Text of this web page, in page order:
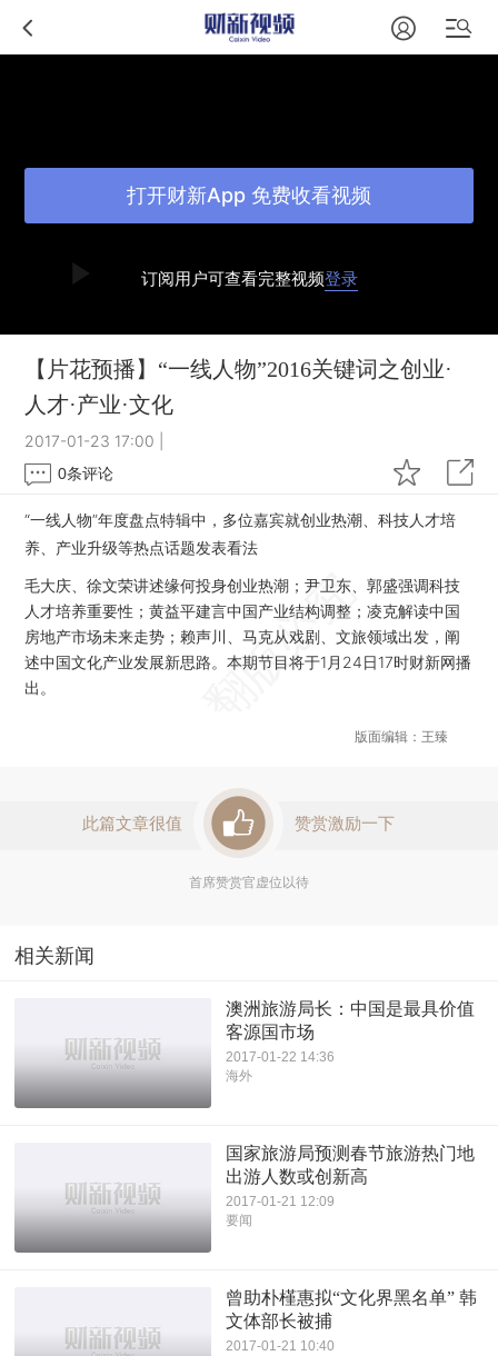
订阅用户可查看完整视频登录
打开财新App 免费收看视频
【片花预播】“一线人物”2016关键词之创业·
人才·产业·文化
2017-01-23 17:00
0条评论
“一线人物”年度盘点特辑中，多位嘉宾就创业热潮、科技人才培
养、产业升级等热点话题发表看法
毛大庆、徐文荣讲述缘何投身创业热潮；尹卫东、郭盛强调科技
人才培养重要性；黄益平建言中国产业结构调整；凌克解读中国
房地产市场未来走势；赖声川、马克从戏剧、文旅领域出发，阐
述中国文化产业发展新思路。本期节目将于1月24日17时财新网播
出。
版面编辑：王臻
此篇文章很值 赞赏激励一下
首席赞赏官虚位以待
相关新闻
澳洲旅游局长：中国是最具价值
客源国市场
2017-01-22 14:36
海外
国家旅游局预测春节旅游热门地
出游人数或创新高
2017-01-21 12:09
要闻
曾助朴槿惠拟“文化界黑名单” 韩
文体部长被捕
2017-01-21 10:40